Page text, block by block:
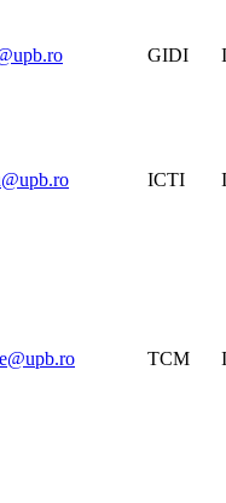
GIDI
ICTI
TCM